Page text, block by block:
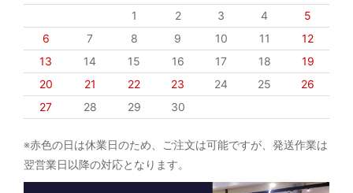
1
2 3 4
5
6
7 8 9 10 11
12
13
14 15 16 17 18
19
20
21 22 23 24 25
26
27
28 29 30
※赤色の日は休業日のため、ご注文は可能ですが、発送作業は
翌営業日以降の対応となります。